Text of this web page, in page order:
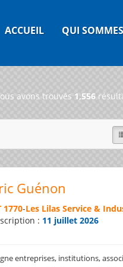
ACCUEIL QUI
avons trouvés 1,556
Guénon
1770-Les Lilas Service &
: 11 juillet 2026
entreprises, institutions,